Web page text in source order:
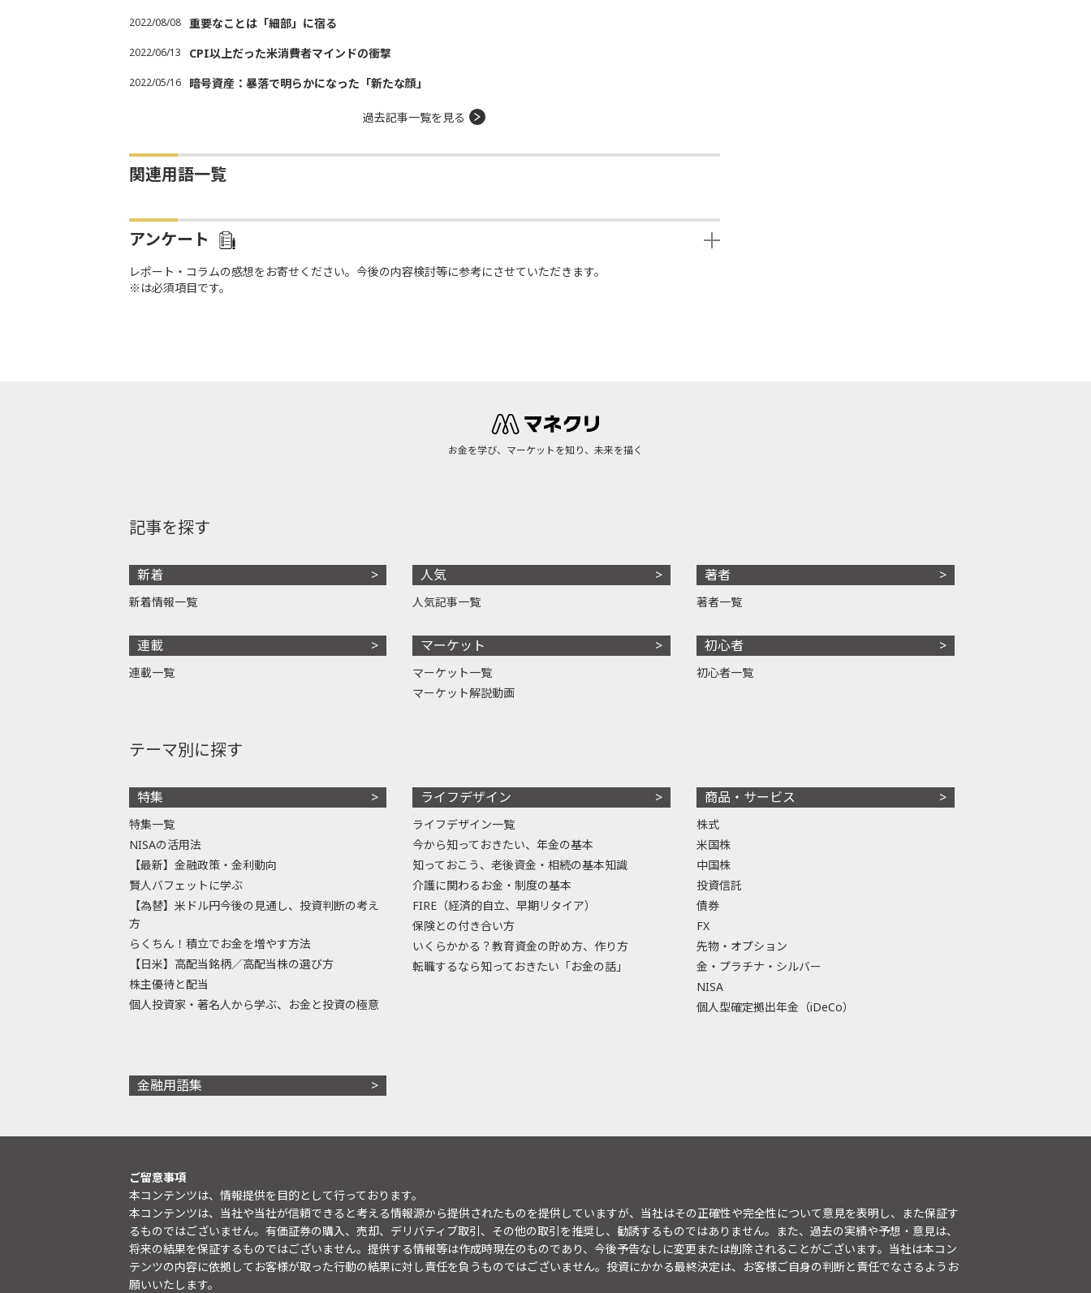
2022/08/08 重要なことは「細部」に宿る
2022/06/13 CPI以上だった米消費者マインドの衝撃
2022/05/16 暗号資産：暴落で明らかになった「新たな顔」
過去記事一覧を見る
関連用語一覧
アンケート
レポート・コラムの感想をお寄せください。今後の内容検討等に参考にさせていただきます。
※は必須項目です。
お金を学び、マーケットを知り、未来を描く
記事を探す
新着
新着情報一覧
連載
連載一覧
人気
人気記事一覧
マーケット
マーケット一覧
マーケット解説動画
著者
著者一覧
初心者
初心者一覧
テーマ別に探す
特集
特集一覧
NISAの活用法
【最新】金融政策・金利動向
賢人バフェットに学ぶ
【為替】米ドル円今後の見通し、投資判断の考え
方
らくちん！積立でお金を増やす方法
【日米】高配当銘柄／高配当株の選び方
株主優待と配当
個人投資家・著名人から学ぶ、お金と投資の極意
ライフデザイン
ライフデザイン一覧
今から知っておきたい、年金の基本
知っておこう、老後資金・相続の基本知識
介護に関わるお金・制度の基本
FIRE（経済的自立、早期リタイア）
保険との付き合い方
いくらかかる？教育資金の貯め方、作り方
転職するなら知っておきたい「お金の話」
商品・サービス
株式
米国株
中国株
投資信託
債券
FX
先物・オプション
金・プラチナ・シルバー
NISA
個人型確定拠出年金（iDeCo）
金融用語集
ご留意事項
本コンテンツは、情報提供を目的として行っております。
本コンテンツは、当社や当社が信頼できると考える情報源から提供されたものを提供していますが、当社はその正確性や完全性について意見を表明し、また保証す
るものではございません。有価証券の購入、売却、デリバティブ取引、その他の取引を推奨し、勧誘するものではありません。また、過去の実績や予想・意見は、
将来の結果を保証するものではございません。提供する情報等は作成時現在のものであり、今後予告なしに変更または削除されることがございます。当社は本コン
テンツの内容に依拠してお客様が取った行動の結果に対し責任を負うものではございません。投資にかかる最終決定は、お客様ご自身の判断と責任でなさるようお
願いいたします。